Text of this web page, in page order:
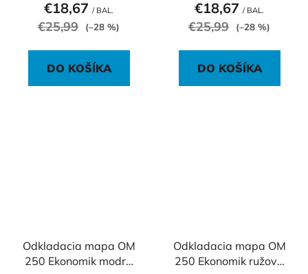
€18,67 / BAL.
€25,99 (–28 %)
DO KOŠÍKA
€18,67 / BAL.
€25,99 (–28 %)
DO KOŠÍKA
Odkladacia mapa OM
250 Ekonomik modrá
Odkladacia mapa OM
250 Ekonomik ružová